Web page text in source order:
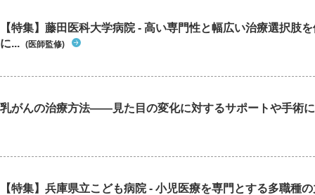
【特集】藤田医科大学病院 - 高い専門性と幅広い治療選択肢
に... (医師監修)
乳がんの治療方法――見た目の変化に対するサポートや手術
【特集】兵庫県立こども病院 - 小児医療を専門とする多職種